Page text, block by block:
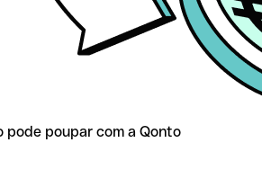
pode poupar com a Qonto